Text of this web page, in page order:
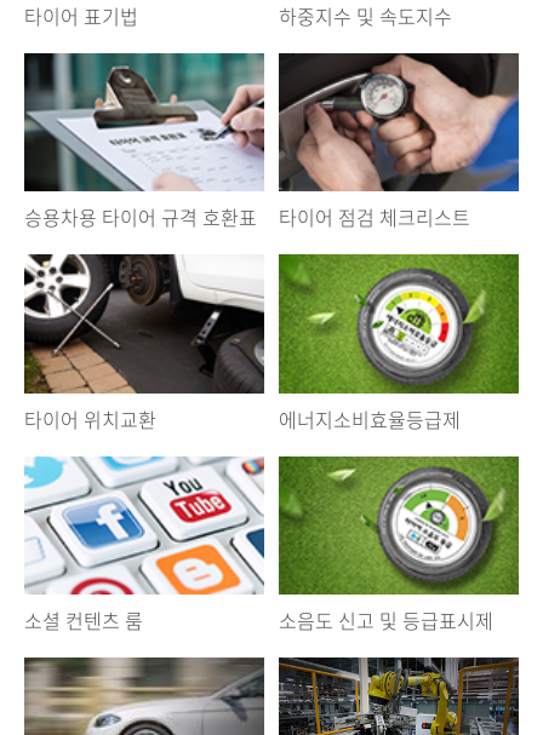
타이어 표기법 하중지수 및 속도지수
승용차용 타이어 규격 호환표 타이어 점검 체크리스트
타이어 위치교환 에너지소비효율등급제
소셜 컨텐츠 룸 소음도 신고 및 등급표시제